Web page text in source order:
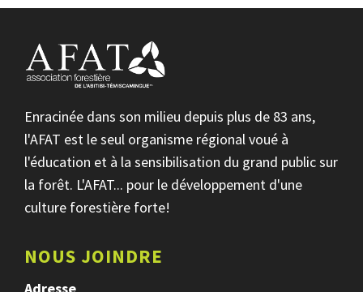
Enracinée dans son milieu depuis plus de 83 ans,
l'AFAT est le seul organisme régional voué à
l'éducation et à la sensibilisation du grand public sur
la forêt. L'AFAT... pour le développement d'une
culture forestière forte!
NOUS JOINDRE